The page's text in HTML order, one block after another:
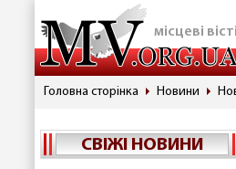
місцеві вісті
Головна сторінка Новини
СВІЖІ НОВИНИ